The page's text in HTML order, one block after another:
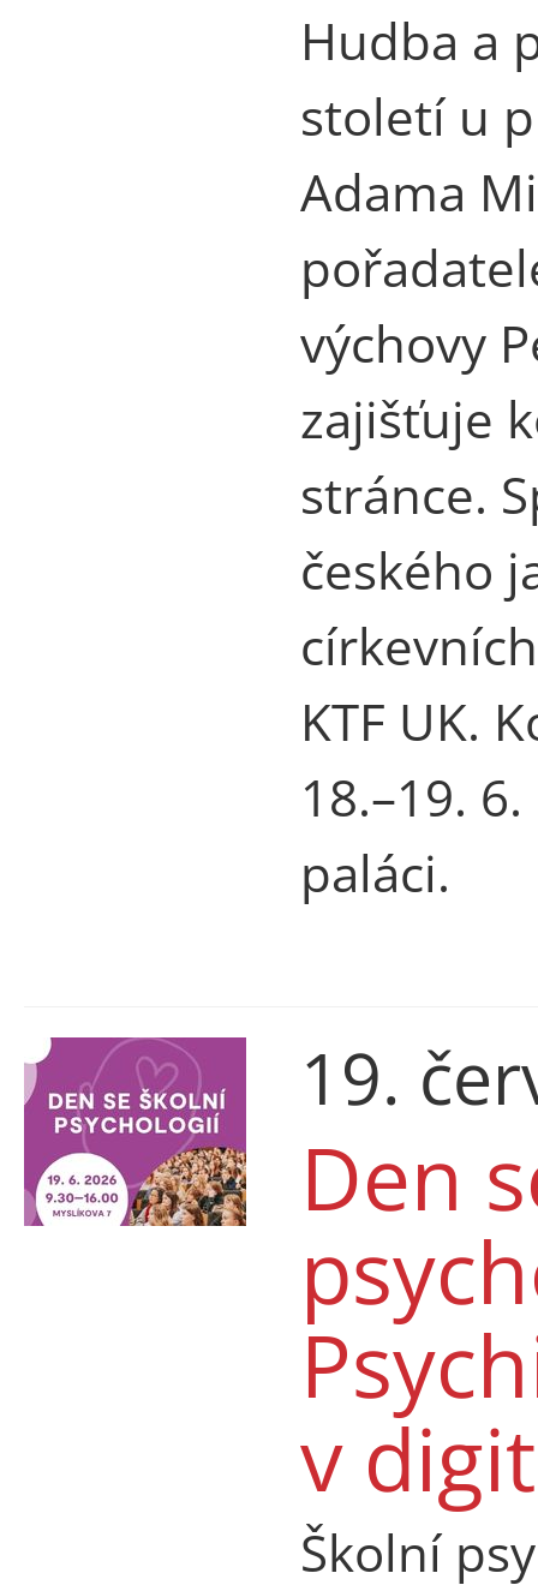
Hudba a
století u
Adama
výchovy
zajišťuje
stránce.
českého
KTF UK.
18.–19.
paláci.
19.
Den
v
Školní